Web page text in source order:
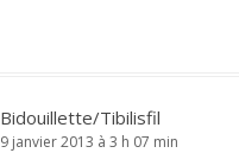
Bidouillette/Tibilisfil
9 janvier 2013 à 3 h 07 min